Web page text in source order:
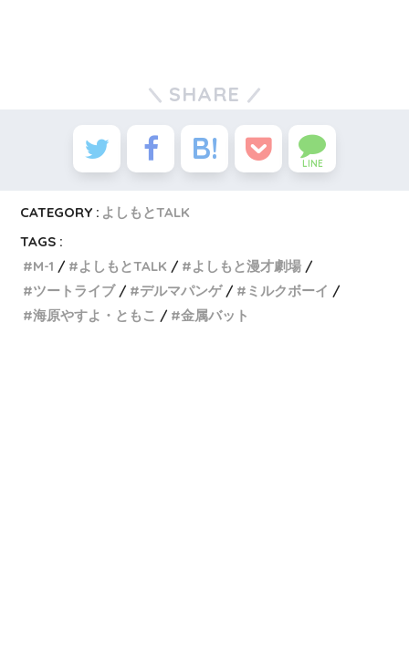
SHARE
LINE
CATEGORY : よしもとTALK
TAGS :
M-1
よしもとTALK
よしもと漫才劇場
ツートライブ
デルマパンゲ
ミルクボーイ
海原やすよ・ともこ
金属バット